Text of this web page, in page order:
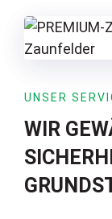
UNSER
WIR